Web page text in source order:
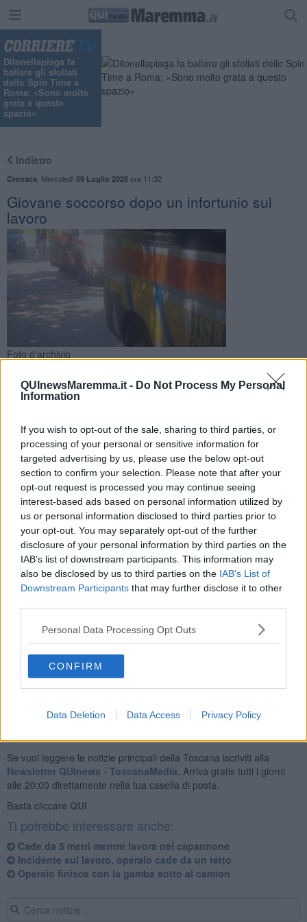
QUInewsMaremma.it - Do Not Process My Personal
Information
If you wish to opt-out of the sale, sharing to third parties, or
processing of your personal or sensitive information for
targeted advertising by us, please use the below opt-out
section to confirm your selection. Please note that after your
opt-out request is processed you may continue seeing
interest-based ads based on personal information utilized by
us or personal information disclosed to third parties prior to
your opt-out. You may separately opt-out of the further
disclosure of your personal information by third parties on the
IAB’s list of downstream participants. This information may
also be disclosed by us to third parties on the IAB’s List of
Downstream Participants that may further disclose it to other
Personal Data Processing Opt Outs
CONFIRM
Data Deletion Data Access Privacy Policy
Ditonellapiaga fa
ballare gli sfollati
dello Spin Time a
Roma: «Sono molto
grata a questo
spazio»
Indietro
Cronaca Mercoledì 09 Luglio 2025ore 11:32
Giovane soccorso dopo un infortunio sul
lavoro
Foto d'archivio
Il lavoratore è stato raggiunto dal personale del 118 e poi
trasferito all'ospedale Misericordia di Grosseto. Attivata la
medicina del lavoro
FOLLONICA —Infortunio sul lavoro stamani a Follonica, coinvolto
un 29enne che è stato soccorso sul posto e poi trasferito al pronto
soccorso dell'ospedale Misericordia di Grosseto.
La centrale operativa di 118 è stata attivata appena dopo le 8,45
ed ha inviato sul posto sia l'automedica che l'ambulanza della
Misericordia locale. Il mezzo ha trasportato il lavoratore in ospedale
in codice 2 (giallo).
Il luogo dell'infortunio è stato raggiunto anche dalle forze
dell'ordine, mentre la Asl Sud Est vi ha inviato il personale del
nucleo Prevenzione igiene e sicurezza nei luoghi di lavoro (Pisll).
Se vuoi leggere le notizie principali della Toscana iscriviti alla
Newsletter QUInews - ToscanaMedia. Arriva gratis tutti i giorni
alle 20:00 direttamente nella tua casella di posta.
Basta cliccare QUI
Ti potrebbe interessare anche:
Cade da 5 metri mentre lavora nel capannone
Incidente sul lavoro, operaio cade da un tetto
Operaio finisce con la gamba sotto al camion